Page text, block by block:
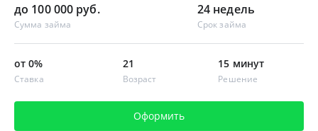
до 100 000 руб.
Сумма займа
24 недель
Срок займа
от 0%
Ставка
21
Возраст
15 минут
Решение
Оформить